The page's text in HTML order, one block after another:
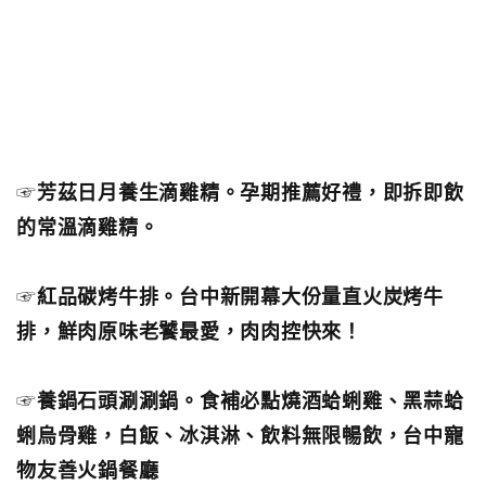
☞芳茲日月養生滴雞精。孕期推薦好禮，即拆即飲
的常溫滴雞精。
☞紅品碳烤牛排。台中新開幕大份量直火炭烤牛
排，鮮肉原味老饕最愛，肉肉控快來！
☞養鍋石頭涮涮鍋。食補必點燒酒蛤蜊雞、黑蒜蛤
蜊烏骨雞，白飯、冰淇淋、飲料無限暢飲，台中寵
物友善火鍋餐廳